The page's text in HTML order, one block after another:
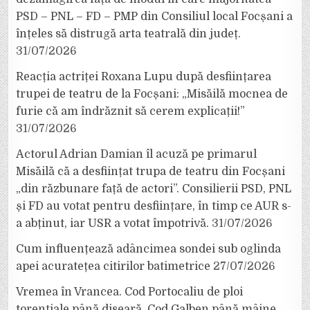
PSD – PNL – FD – PMP din Consiliul local Focșani a
înțeles să distrugă arta teatrală din județ.
31/07/2026
Reacția actriței Roxana Lupu după desființarea
trupei de teatru de la Focșani: „Misăilă mocnea de
furie că am îndrăznit să cerem explicații!”
31/07/2026
Actorul Adrian Damian îl acuză pe primarul
Misăilă că a desființat trupa de teatru din Focșani
„din răzbunare față de actori”. Consilierii PSD, PNL
și FD au votat pentru desființare, în timp ce AUR s-
a abținut, iar USR a votat împotrivă. 31/07/2026
Cum influențează adâncimea sondei sub oglinda
apei acuratețea citirilor batimetrice 27/07/2026
Vremea în Vrancea. Cod Portocaliu de ploi